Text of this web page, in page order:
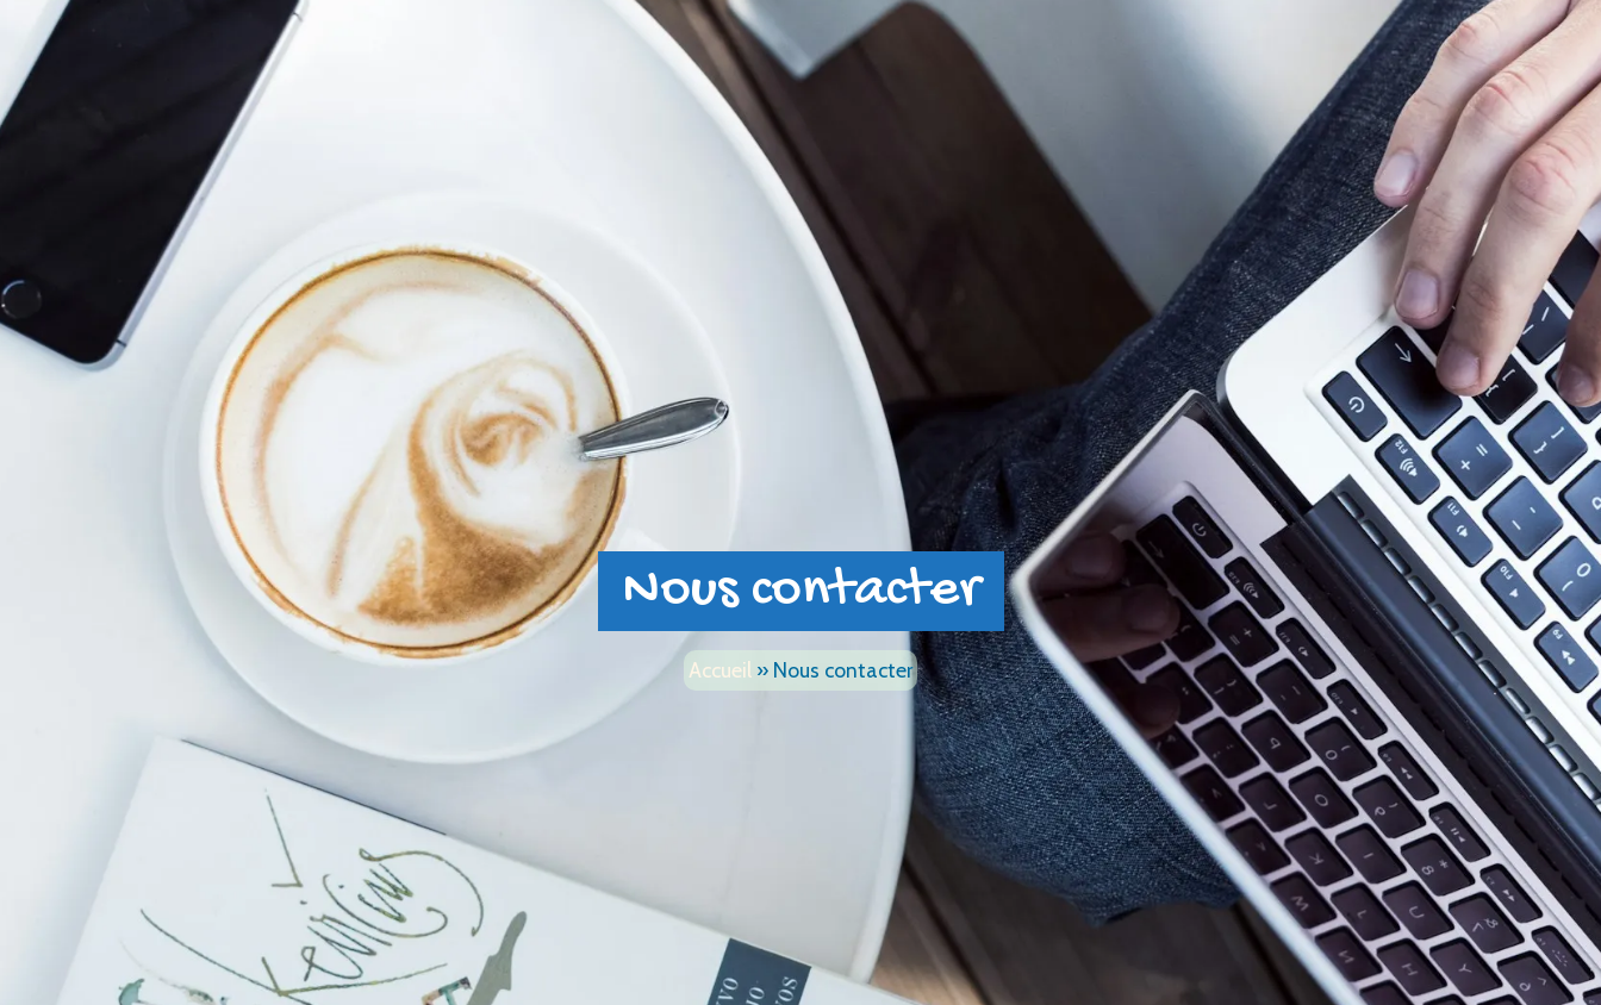
Contactez-nous au
MON TERRITOIRE VIVRE AU QUOTIDIEN TRAVAILLER ET ENTREPRENDRE DÉCOUVRIR
Nous contacter
Accueil » Nous contacter